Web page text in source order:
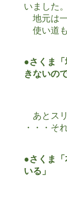
いました。
地元は
使い道も
●さくま
きないの
あとス
・・・そ
●さくま
いる」